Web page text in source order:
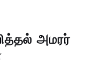
அமரர்